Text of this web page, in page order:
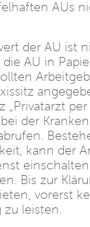
AUs
der AU ist
AU in
„Privatarzt per
der
kann der
Bis zur
vorerst
zu leisten.